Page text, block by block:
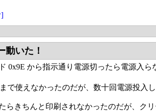
]
動いた！
0x9E から指示通り電源切ったら電源入
で使えなかったのだが、数十回電源投入
らきちんと印刷されなかったのだが、ク